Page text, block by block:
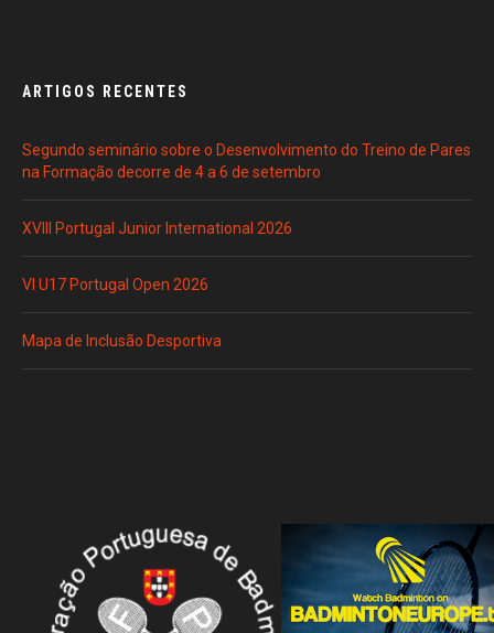
ARTIGOS RECENTES
Segundo seminário sobre o Desenvolvimento do Treino de Pares
na Formação decorre de 4 a 6 de setembro
XVIII Portugal Junior International 2026
VI U17 Portugal Open 2026
Mapa de Inclusão Desportiva